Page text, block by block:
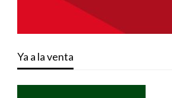
Ya a la venta